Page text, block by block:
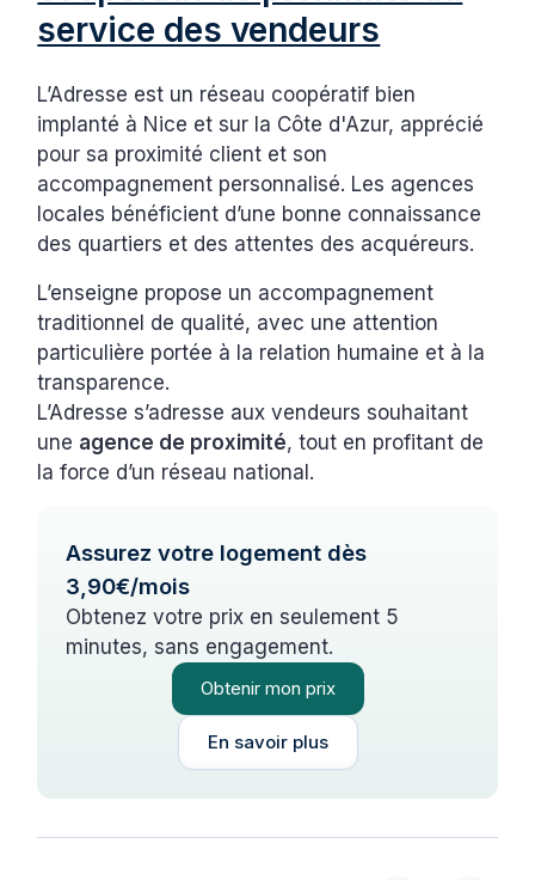
service des vendeurs
L’Adresse est un réseau coopératif bien
implanté à Nice et sur la Côte d'Azur, apprécié
pour sa proximité client et son
accompagnement personnalisé. Les agences
locales bénéficient d’une bonne connaissance
des quartiers et des attentes des acquéreurs.
L’enseigne propose un accompagnement
traditionnel de qualité, avec une attention
particulière portée à la relation humaine et à la
transparence.
L’Adresse s’adresse aux vendeurs souhaitant
une agence de proximité, tout en profitant de
la force d’un réseau national.
Assurez votre logement dès
3,90€/mois
Obtenez votre prix en seulement 5
minutes, sans engagement.
Obtenir mon prix
En savoir plus